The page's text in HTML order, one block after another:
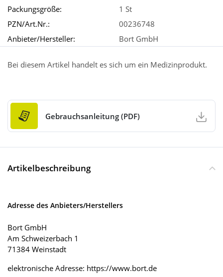
Packungsgröße:
1 St
PZN/Art.Nr.:
00236748
Anbieter/Hersteller:
Bort GmbH
Bei diesem Artikel handelt es sich um ein Medizinprodukt.
Gebrauchsanleitung (PDF)
Artikelbeschreibung
Adresse des Anbieters/Herstellers
Bort GmbH
Am Schweizerbach 1
71384 Weinstadt
elektronische Adresse: https://www.bort.de